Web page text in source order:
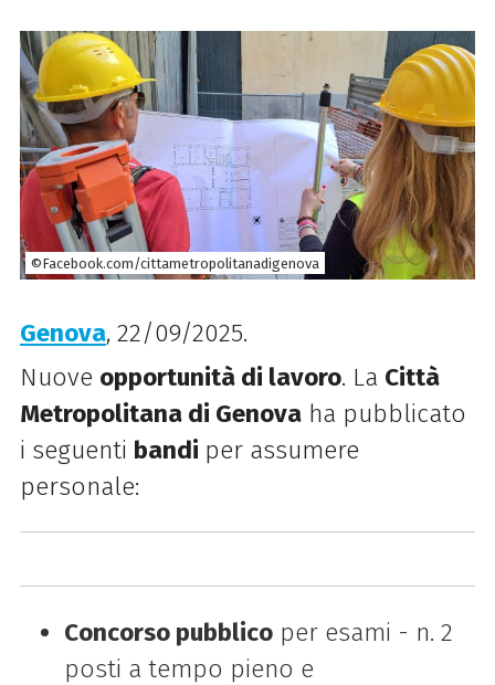
©Facebook.com/cittametropolitanadigenova
Genova, 22/09/2025.
Nuove opportunità di lavoro. La Città
Metropolitana di Genovaha pubblicato
i seguenti bandi per assumere
personale:
Concorso pubblicoper esami - n. 2
posti a tempo pieno e